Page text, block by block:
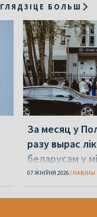
ГЛЯДЗІЦЕ БОЛЬШ
За месяц у
разу вырас
беларусам у
абароне
07 ЖНІЎНЯ 2026 НАВІНЫ